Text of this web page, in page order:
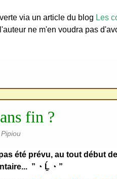
via un article du blog Les
ne m'en voudra pas
fin ?
été prévu, au tout début
” ◔ Ĺ̯ ◔ ”